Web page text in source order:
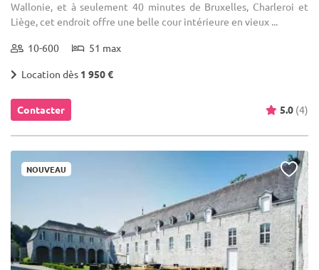
Wallonie, et à seulement 40 minutes de Bruxelles, Charleroi et
Liège, cet endroit offre une belle cour intérieure en vieux ...
10-600 51 max
Location dès 1 950 €
Contacter 5.0 (4)
NOUVEAU